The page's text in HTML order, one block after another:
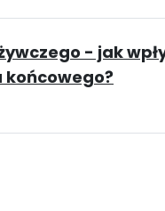
- jak